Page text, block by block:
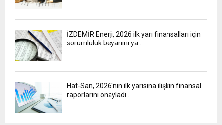
İZDEMİR Enerji, 2026 ilk yarı finansalları için
sorumluluk beyanını ya..
Hat-San, 2026'nın ilk yarısına ilişkin finansal
raporlarını onayladı..